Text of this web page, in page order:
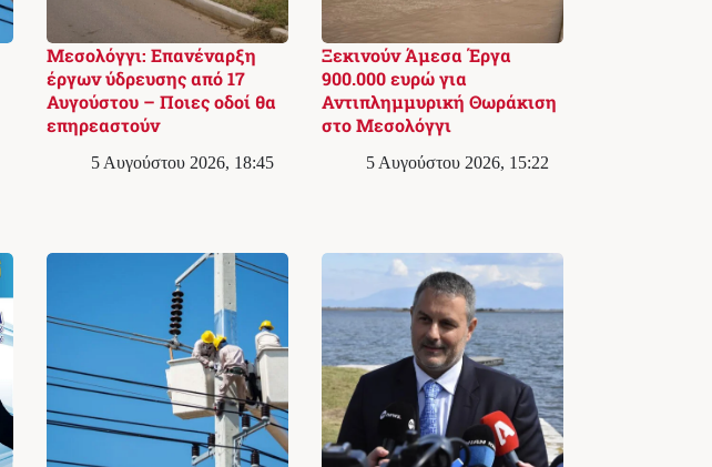
Μεσολόγγι: Επανέναρξη
έργων ύδρευσης από 17
Αυγούστου – Ποιες οδοί θα
επηρεαστούν
5 Αυγούστου 2026, 18:45
Ξεκινούν Άμεσα Έργα
900.000 ευρώ για
Αντιπλημμυρική Θωράκιση
στο Μεσολόγγι
5 Αυγούστου 2026, 15:22